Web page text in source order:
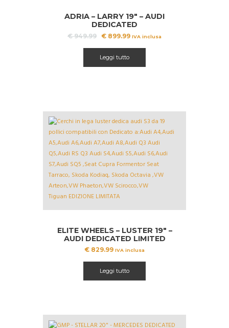
ADRIA – LARRY 19″ – AUDI
DEDICATED
€949.99 Il
era:
€ 949.99.
€ 899.99Il
€ 899.99.
IVA inclusa
Leggi tutto
ELITE WHEELS – LUSTER 19″ –
AUDI DEDICATED LIMITED
EDITION
€ 829.99 IVA inclusa
Leggi tutto